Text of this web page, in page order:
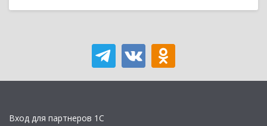
Вход для партнеров 1С